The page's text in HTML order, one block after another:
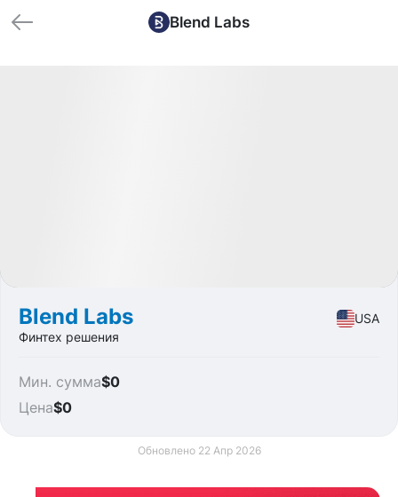
Blend Labs
Blend Labs
USA
Финтех решения
$0
Цена
$0
Мин. сумма
Обновлено 22 Апр 2026